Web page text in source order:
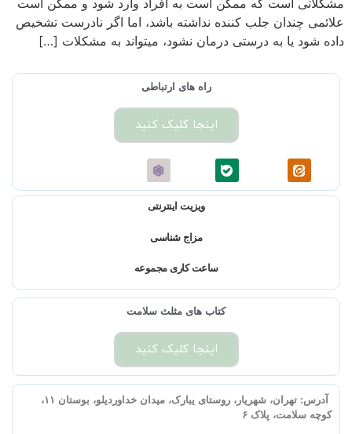
علائمی چندان جلب کننده نداشته باشد، اما اگر نادرست تشخیص
داده شود یا به درستی درمان نشود، میتواند به مشکلات […]
راه های ارتباطی
اینجا کلیک کنید
ویزیت اینترنتی
مزاج شناسی
ساعت کاری مجموعه
کتاب های مثلث سلامت
اینجا کلیک کنید
آدرس:
تهران، شهریار، روستای یبارک، میدان خداوردیلو، بوستان ۱۱،
کوچه سلامت، پلاک ۶